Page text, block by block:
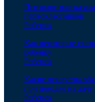
Психолог
первоклассников
Ребенок
Как некоторые
ребенку
Ребенок
Какие лекарства
при поездке на дачу
Ребенок